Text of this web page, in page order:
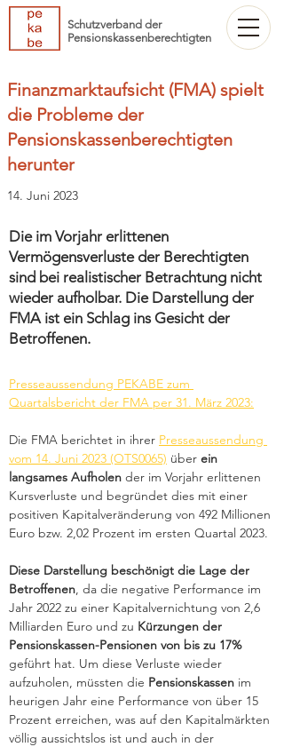
Schutzverband der
Pensionskassenberechtigten
Finanzmarktaufsicht (FMA) spielt
die Probleme der
Pensionskassenberechtigten
herunter
14. Juni 2023
Presseaussendung PEKABE zum
Quartalsbericht der FMA per 31. März 2023:
Die FMA berichtet in ihrer Presseaussendung
vom 14. Juni 2023 (OTS0065) über ein
langsames Aufholen der im Vorjahr erlittenen
Kursverluste und begründet dies mit einer
positiven Kapitalveränderung von 492 Millionen
Euro bzw. 2,02 Prozent im ersten Quartal 2023.
Diese Darstellung beschönigt die Lage der
Betroffenen, da die negative Performance im
Jahr 2022 zu einer Kapitalvernichtung von 2,6
Milliarden Euro und zu Kürzungen der
Pensionskassen-Pensionen von bis zu 17%
geführt hat. Um diese Verluste wieder
aufzuholen, müssten die Pensionskassen im
heurigen Jahr eine Performance von über 15
Prozent erreichen, was auf den Kapitalmärkten
völlig aussichtslos ist und auch in der
Die im Vorjahr erlittenen
Vermögensverluste der Berechtigten
sind bei realistischer Betrachtung nicht
wieder aufholbar. Die Darstellung der
FMA ist ein Schlag ins Gesicht der
Betroffenen.